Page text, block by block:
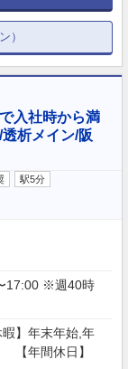
）
入社時から満
析メイン/阪
駅5分
17:00 ※週40時
】年末年始,年
【年間休日】